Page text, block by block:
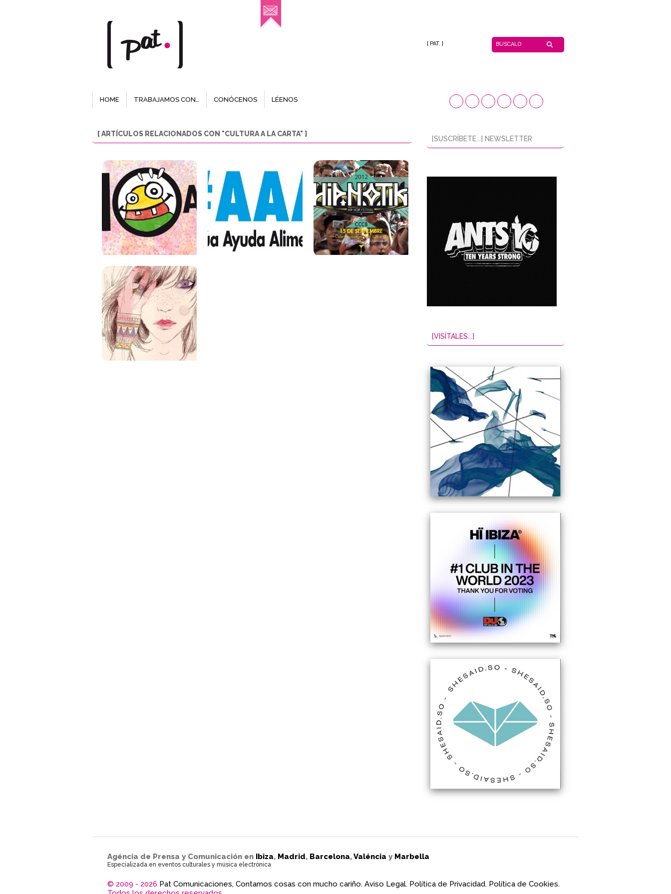
[ PAT. ]
HOME TRABAJAMOS CON… CONÓCENOS LÉENOS
[ ARTÍCULOS RELACIONADOS CON "CULTURA A LA CARTA" ]
[SUSCRÍBETE...] NEWSLETTER
[VISÍTALES...]
Agéncia de Prensa y Comunicación en Ibiza, Madrid, Barcelona,Valéncia y Marbella
Especializada en eventos culturales y música electrónica
© 2009 - 2026 Pat Comunicaciones, Contamos cosas con mucho cariño. Aviso Legal. Política de Privacidad. Política de Cookies.